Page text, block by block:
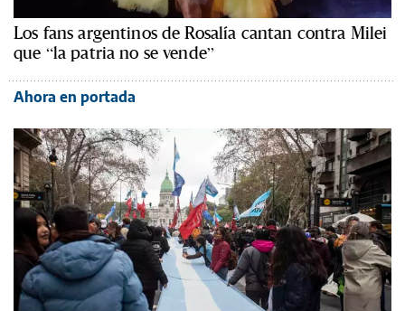
Los fans argentinos de Rosalía cantan contra Milei
que “la patria no se vende”
Ahora en portada